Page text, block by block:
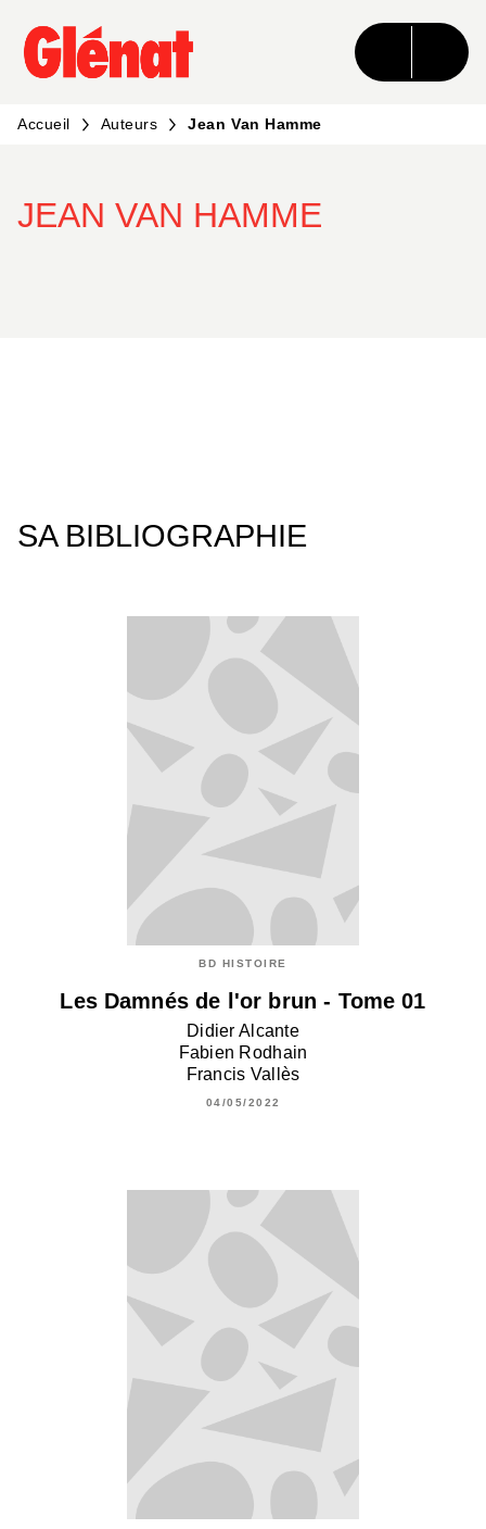
MENU RECHERCHE CONTENU
PIED DE PAGE
Accueil Auteurs Jean Van Hamme
JEAN VAN HAMME
SA BIBLIOGRAPHIE
BD HISTOIRE
Les Damnés de l'or brun - Tome 01
Didier Alcante
Fabien Rodhain
Francis Vallès
04/05/2022